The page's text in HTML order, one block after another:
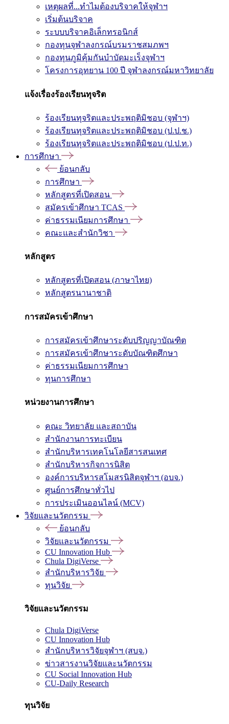
เหตุผลที่...ทำไมต้องบริจาคให้จุฬาฯ
เริ่มต้นบริจาค
ระบบบริจาคอิเล็กทรอนิกส์
กองทุนจุฬาลงกรณ์บรมราชสมภพฯ
กองทุนภูมิคุ้มกันบำบัดมะเร็งจุฬาฯ
โครงการอุทยาน 100 ปี จุฬาลงกรณ์มหาวิทยาลัย
แจ้งเรื่องร้องเรียนทุจริต
ร้องเรียนทุจริตและประพฤติมิชอบ (จุฬาฯ)
ร้องเรียนทุจริตและประพฤติมิชอบ (ป.ป.ช.)
ร้องเรียนทุจริตและประพฤติมิชอบ (ป.ป.ท.)
การศึกษา
ย้อนกลับ
การศึกษา
หลักสูตรที่เปิดสอน
สมัครเข้าศึกษา TCAS
ค่าธรรมเนียมการศึกษา
คณะและสำนักวิชา
หลักสูตร
หลักสูตรที่เปิดสอน (ภาษาไทย)
หลักสูตรนานาชาติ
การสมัครเข้าศึกษา
การสมัครเข้าศึกษาระดับปริญญาบัณฑิต
การสมัครเข้าศึกษาระดับบัณฑิตศึกษา
ค่าธรรมเนียมการศึกษา
ทุนการศึกษา
หน่วยงานการศึกษา
คณะ วิทยาลัย และสถาบัน
สำนักงานการทะเบียน
สำนักบริหารเทคโนโลยีสารสนเทศ
สำนักบริหารกิจการนิสิต
องค์การบริหารสโมสรนิสิตจุฬาฯ (อบจ.)
ศูนย์การศึกษาทั่วไป
การประเมินออนไลน์ (MCV)
วิจัยและนวัตกรรม
ย้อนกลับ
วิจัยและนวัตกรรม
CU Innovation Hub
Chula DigiVerse
สำนักบริหารวิจัย
ทุนวิจัย
วิจัยและนวัตกรรม
Chula DigiVerse
CU Innovation Hub
สำนักบริหารวิจัยจุฬาฯ (สบจ.)
ข่าวสารงานวิจัยและนวัตกรรม
CU Social Innovation Hub
CU-Daily Research
ทุนวิจัย